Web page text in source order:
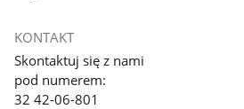
KONTAKT
Skontaktuj się z nami
pod numerem:
32 42-06-801